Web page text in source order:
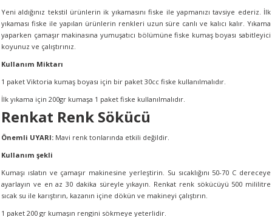
Yeni aldığınız tekstil ürünlerin ik yıkamasını fiske ile yapmanızı tavsiye ederiz. İlk
yıkaması fiske ile yapılan ürünlerin renkleri uzun süre canlı ve kalıcı kalır. Yıkama
yaparken çamaşır makinasına yumuşatıcı bölümüne fiske kumaş boyası sabitleyici
koyunuz ve çalıştırınız.
Kullanım Miktarı
1 paket Viktoria kumaş boyası için bir paket 30cc fiske kullanılmalıdır.
İlk yıkama için 200gr kumaşa 1 paket fiske kullanılmalıdır.
Renkat Renk Sökücü
Önemli UYARI: Mavi renk tonlarında etkili değildir.
Kullanım şekli
Kumaşı ıslatın ve çamaşır makinesine yerleştirin. Su sıcaklığını 50-70 C dereceye
ayarlayın ve en az 30 dakika süreyle yıkayın. Renkat renk sökücüyü 500 mililitre
sıcak su ile karıştırın, kazanın içine dökün ve makineyi çalıştırın.
1 paket 200 gr kumaşın rengini sökmeye yeterlidir.